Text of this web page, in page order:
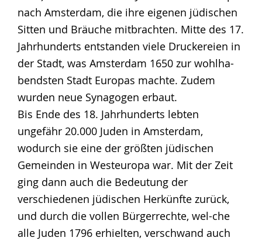
nach Amsterdam, die ihre eigenen jüdischen
Sitten und Bräuche mitbrachten. Mitte des 17.
Jahrhunderts entstanden viele Druckereien in
der Stadt, was Amsterdam 1650 zur wohlha-
bendsten Stadt Europas machte. Zudem
wurden neue Synagogen erbaut.
Bis Ende des 18. Jahrhunderts lebten
ungefähr 20.000 Juden in Amsterdam,
wodurch sie eine der größten jüdischen
Gemeinden in Westeuropa war. Mit der Zeit
ging dann auch die Bedeutung der
verschiedenen jüdischen Herkünfte zurück,
und durch die vollen Bürgerrechte, wel-che
alle Juden 1796 erhielten, verschwand auch